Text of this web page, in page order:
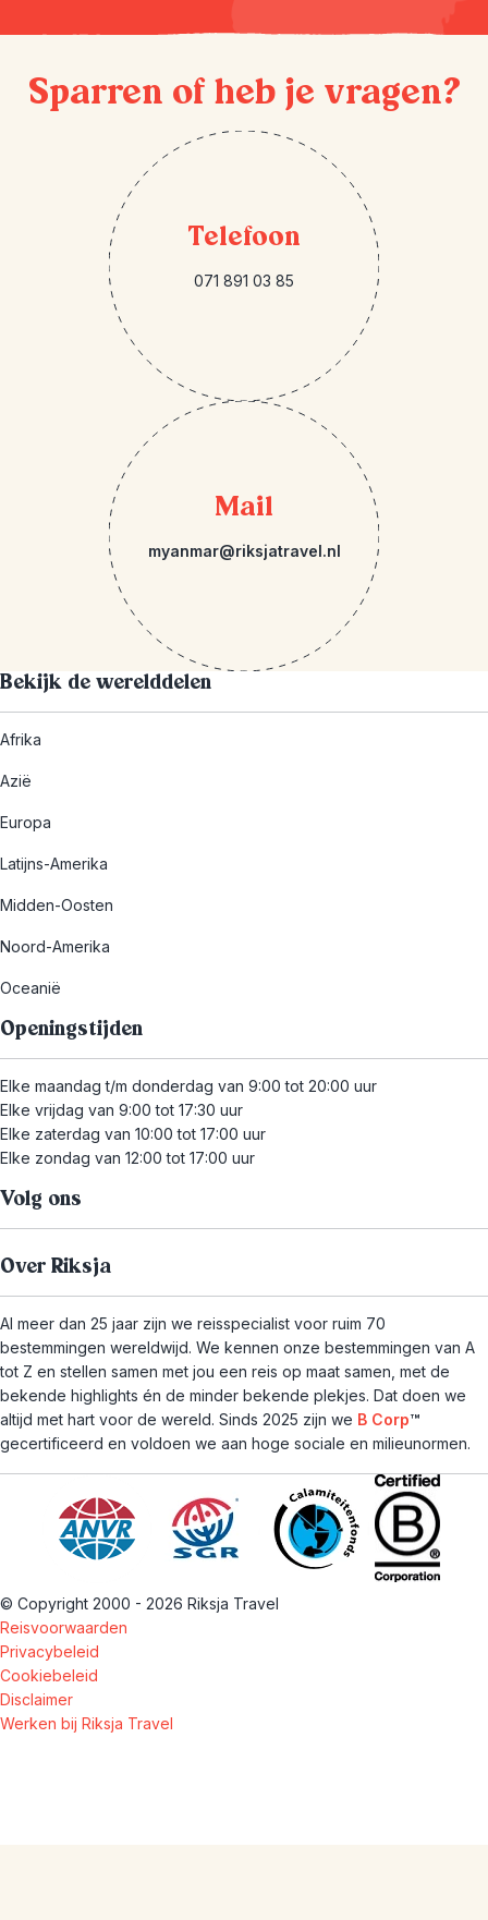
Sparren of heb je vragen?
Telefoon
071 891 03 85
Mail
myanmar@riksjatravel.nl
Bekijk de werelddelen
Afrika
Azië
Europa
Latijns-Amerika
Midden-Oosten
Noord-Amerika
Oceanië
Openingstijden
Elke maandag t/m donderdag van 9:00 tot 20:00 uur
Elke vrijdag van 9:00 tot 17:30 uur
Elke zaterdag van 10:00 tot 17:00 uur
Elke zondag van 12:00 tot 17:00 uur
Volg ons
Over Riksja
Al meer dan 25 jaar zijn we reisspecialist voor ruim 70
bestemmingen wereldwijd. We kennen onze bestemmingen van A
tot Z en stellen samen met jou een reis op maat samen, met de
bekende highlights én de minder bekende plekjes. Dat doen we
altijd met hart voor de wereld. Sinds 2025 zijn we B Corp™
gecertificeerd en voldoen we aan hoge sociale en milieunormen.
© Copyright 2000 - 2026 Riksja Travel
Reisvoorwaarden
Privacybeleid
Cookiebeleid
Disclaimer
Werken bij Riksja Travel